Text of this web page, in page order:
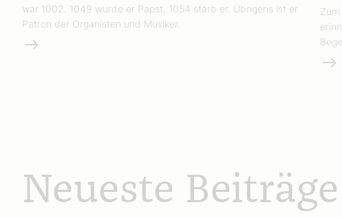
war 1002. 1049 wurde er Papst, 1054 starb er. Übrigens ist er
Patron der Organisten und Musiker.
Weiterlesen
Neueste Beiträge